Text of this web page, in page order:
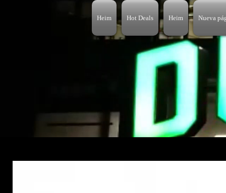
Heim Hot Deals Heim Nueva